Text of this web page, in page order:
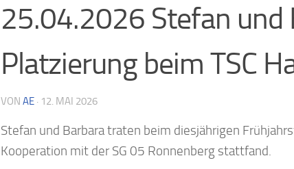
25.04.2026 Stefan und
Platzierung beim TSC
VON AE · 12. MAI 2026
Stefan und Barbara traten beim diesjährigen
Kooperation mit der SG 05 Ronnenberg stattfand.